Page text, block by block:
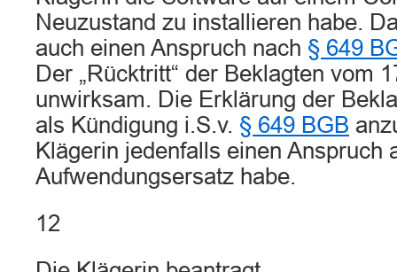
Neuzustand zu installieren habe.
auch einen Anspruch nach § 649
Der „Rücktritt“ der Beklagten vom
unwirksam. Die Erklärung der
als Kündigung i.S.v. § 649 BGB
Klägerin jedenfalls einen Anspruch
Aufwendungsersatz habe.
12